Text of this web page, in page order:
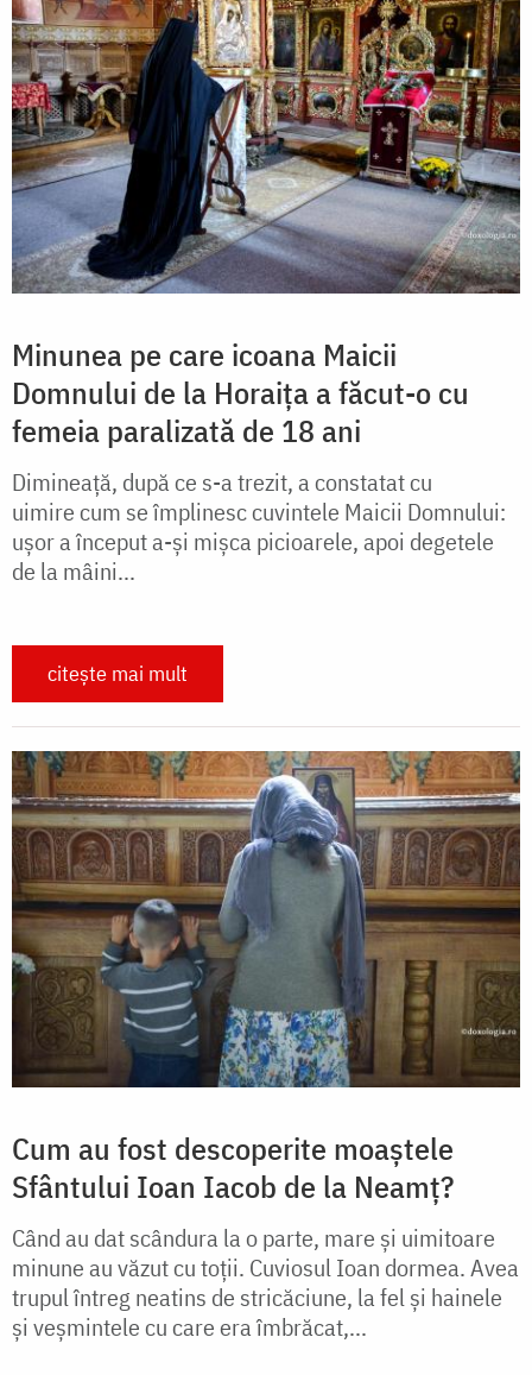
Minunea pe care icoana Maicii
Domnului de la Horaița a făcut-o cu
femeia paralizată de 18 ani
Dimineaţă, după ce s-a trezit, a constatat cu
uimire cum se împlinesc cuvintele Maicii Domnului:
uşor a început a-şi mişca picioarele, apoi degetele
de la mâini...
citește mai mult
Cum au fost descoperite moaștele
Sfântului Ioan Iacob de la Neamț?
Când au dat scândura la o parte, mare și uimitoare
minune au văzut cu toții. Cuviosul Ioan dormea. Avea
trupul întreg neatins de stricăciune, la fel și hainele
și veșmintele cu care era îmbrăcat,...